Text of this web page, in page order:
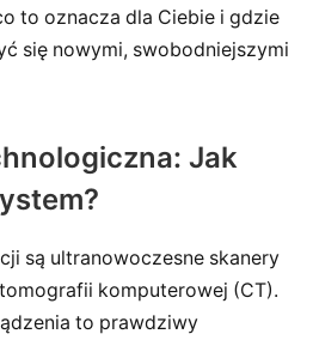
to oznacza dla Ciebie i gdzie
się nowymi, swobodniejszymi
Jak
są ultranowoczesne skanery
komputerowej (CT).
to prawdziwy